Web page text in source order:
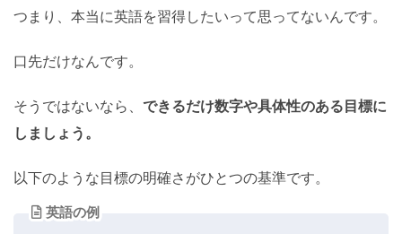
つまり、本当に英語を習得したいって思ってないんです。
口先だけなんです。
そうではないなら、 できるだけ数字や具体性のある目標に
しましょう。
以下のような目標の明確さがひとつの基準です。
英語の例